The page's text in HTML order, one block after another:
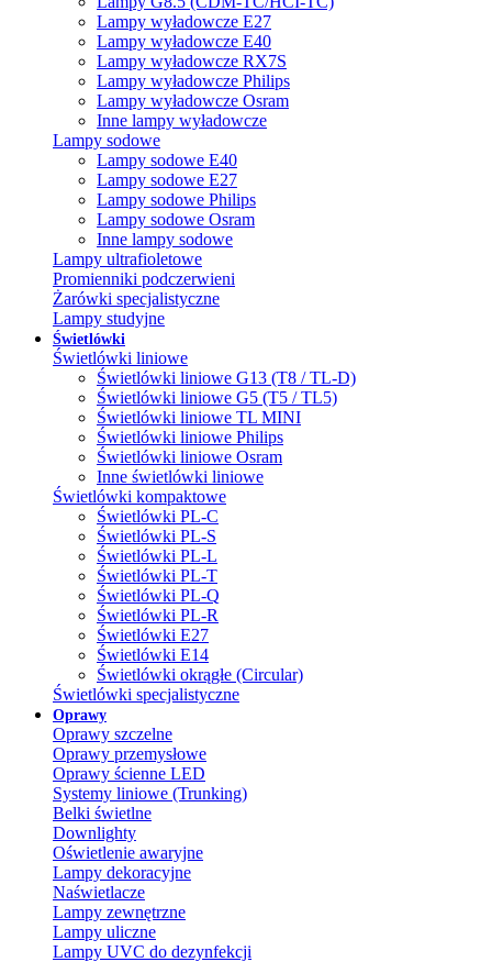
Lampy wyładowcze E27
Lampy wyładowcze E40
Lampy wyładowcze RX7S
Lampy wyładowcze Philips
Lampy wyładowcze Osram
Inne lampy wyładowcze
Lampy sodowe
Lampy sodowe E40
Lampy sodowe E27
Lampy sodowe Philips
Lampy sodowe Osram
Inne lampy sodowe
Lampy ultrafioletowe
Promienniki podczerwieni
Żarówki specjalistyczne
Lampy studyjne
Świetlówki
Świetlówki liniowe
Świetlówki liniowe G13 (T8 / TL-D)
Świetlówki liniowe G5 (T5 / TL5)
Świetlówki liniowe TL MINI
Świetlówki liniowe Philips
Świetlówki liniowe Osram
Inne świetlówki liniowe
Świetlówki kompaktowe
Świetlówki PL-C
Świetlówki PL-S
Świetlówki PL-L
Świetlówki PL-T
Świetlówki PL-Q
Świetlówki PL-R
Świetlówki E27
Świetlówki E14
Świetlówki okrągłe (Circular)
Świetlówki specjalistyczne
Oprawy
Oprawy szczelne
Oprawy przemysłowe
Oprawy ścienne LED
Systemy liniowe (Trunking)
Belki świetlne
Downlighty
Oświetlenie awaryjne
Lampy dekoracyjne
Naświetlacze
Lampy zewnętrzne
Lampy uliczne
Lampy UVC do dezynfekcji